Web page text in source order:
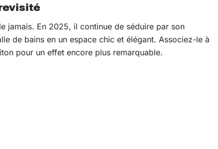
jamais. En 2025, il continue de séduire par son
de bains en un espace chic et élégant. Associez-le à
pour un effet encore plus remarquable.